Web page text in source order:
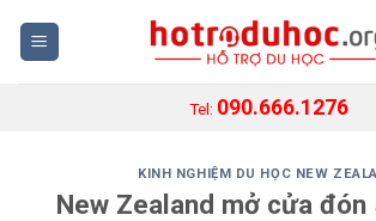
Tel: 090.666.1276
KINH NGHIỆM DU HỌC NEW
New Zealand mở cửa đón